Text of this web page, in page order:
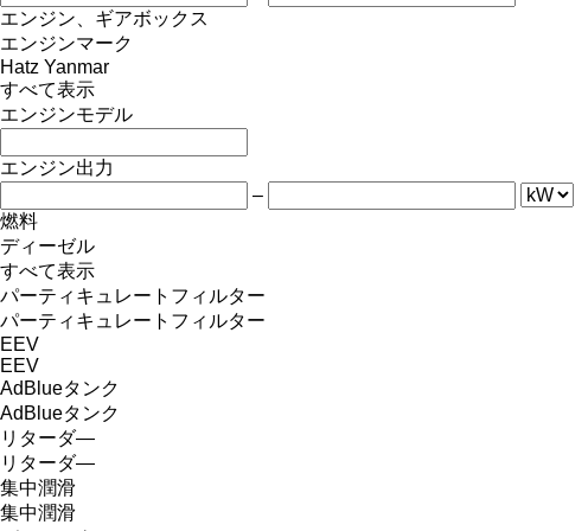
エンジン、ギアボックス
エンジンマーク
Hatz Yanmar
すべて表示
エンジンモデル
エンジン出力
–
燃料
ディーゼル
すべて表示
パーティキュレートフィルター
パーティキュレートフィルター
EEV
EEV
AdBlueタンク
AdBlueタンク
リターダ―
リターダ―
集中潤滑
集中潤滑